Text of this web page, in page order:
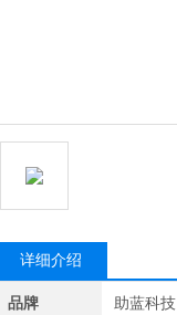
详细介绍
品牌 助蓝科技